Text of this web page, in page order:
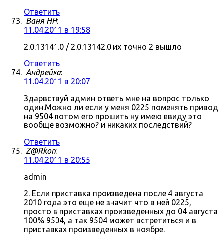
Ответить
Ваня НН:
11.04.2011 в 19:58
2.0.13141.0 / 2.0.13142.0 их точно 2 вышло
Ответить
Андрейка:
11.04.2011 в 20:07
Здарвствуй админ ответь мне на вопрос только
один.Можно ли если у меня 0225 поменять привод
на 9504 потом его прошить ну имею ввиду это
вообще возможно? и никаких последствий?
Ответить
Z@Rkon:
11.04.2011 в 20:55
admin
2. Если приставка произведена после 4 августа
2010 года это еще не значит что в ней 0225,
просто в приставках произведенных до 04 августа
100% 9504, а так 9504 может встретиться и в
приставках произведенных в ноябре.